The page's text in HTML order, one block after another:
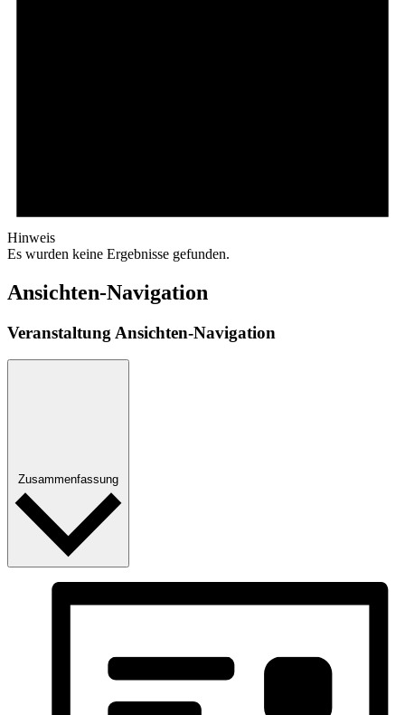
Hinweis
Es wurden keine Ergebnisse gefunden.
Ansichten-Navigation
Veranstaltung Ansichten-Navigation
Zusammenfassung